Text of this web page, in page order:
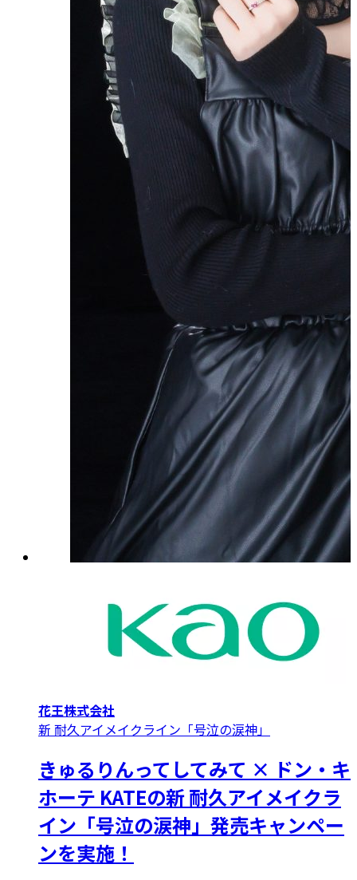
花王株式会社
新 耐久アイメイクライン「号泣の涙神」
きゅるりんってしてみて × ドン・キ
ホーテ KATEの新 耐久アイメイクラ
イン「号泣の涙神」発売キャンペー
ンを実施！